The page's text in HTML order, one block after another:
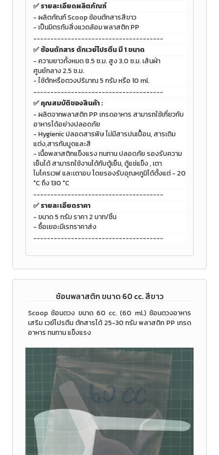
✅ รายละเอียดผลิตภัณฑ์
- ผลิตภัณฑ์ Scoop ช้อนตักสารสีขาว
- เป็นมิตรกับสิ่งแวดล้อม พลาสติก PP
--------------------------------------
✅ ช้อนตักสาร ตักเวย์โปรตีน มี 1 ขนาด
- ความยาวทั้งหมด 8.5 ซ.ม. สูง 3.0 ซ.ม. เส้นฝ่า
ศูนย์กลาง 2.5 ซ.ม.
-ใช้ตักหรือตวงปริมาณ 5 กรัม หรือ 10 ml.
--------------------------------------
✅คุณสมบัติของสินค้า :
- ผลิตจากพลาสติก PP เกรดอาหาร สามารถใช้เกี่ยวกับ
อาหารได้อย่างปลอดภัย
- Hygienic ปลอดสารพิษ ไม่มีสารปนเปื้อน, สารเติม
แต่ง,สารกันบูดและสี
- เนื้อพลาสติกแข็งแรง ทนทาน ปลอดภัย รองรับความ
เย็นได้สามารถใช้งานได้กับตู้เย็น, ตู้แช่แข็ง , เตา
ไมโครเวฟ และเตาอบ โดยรองรับอุณหภูมิได้ตั้งแต่ - 20
°C ถึง 130 °C
--------------------------------------
✅ รายละเอียดราคา
- ขนาด 5 กรัม ราคา 2 บาท/ชิ้น
- ซื้อเยอะมีเรทราคาส่ง
--------------------------------------
ช้อนพลาสติก ขนาด 60 cc. สีขาว
Scoop ช้อนตวง ขนาด 60 cc. (60 ml.) ช้อนตวงอาหาร
เสริม เวย์โปรตีน ตักสารได้ 25-30 กรัม พลาสติก PP เกรด
อาหาร ทนทาน แข็งแรง